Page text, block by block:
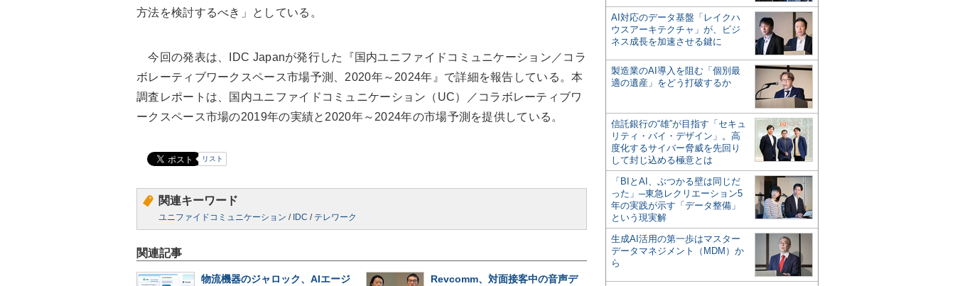
方法を検討するべき」としている。
今回の発表は、IDC Japanが発行した『国内ユニファイドコミュニケーション／コラ
ボレーティブワークスペース市場予測、2020年～2024年』で詳細を報告している。本
調査レポートは、国内ユニファイドコミュニケーション（UC）／コラボレーティブワ
ークスペース市場の2019年の実績と2020年～2024年の市場予測を提供している。
リスト
関連キーワード
ユニファイドコミュニケーション / IDC / テレワーク
関連記事
物流機器のジャロック、AIエージ
Revcomm、対面接客中の音声デ
AI対応のデータ基盤「レイクハ
ウスアーキテクチャ」が、ビジ
ネス成長を加速させる鍵に
製造業のAI導入を阻む「個別最
適の遺産」をどう打破するか
信託銀行の“雄”が目指す「セキュ
リティ・バイ・デザイン」。高
度化するサイバー脅威を先回り
して封じ込める極意とは
「BIとAI、ぶつかる壁は同じだ
った」─東急レクリエーション5
年の実践が示す「データ整備」
という現実解
生成AI活用の第一歩はマスター
データマネジメント（MDM）か
ら